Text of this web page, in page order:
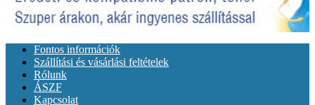
Fontos információk
Szállítási és vásárlási feltételek
Rólunk
ÁSZF
Kapcsolat